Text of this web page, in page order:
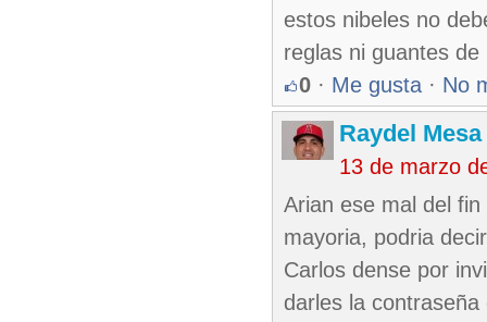
estos nibeles no
reglas ni guantes
0 · Me gusta · No
Raydel
13 de marzo
Arian ese mal del
mayoria, podria
Carlos dense por
darles la